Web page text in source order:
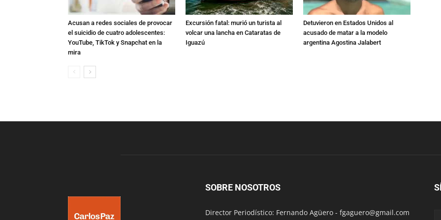
Acusan a redes sociales de provocar
el suicidio de cuatro adolescentes:
YouTube, TikTok y Snapchat en la
mira
Excursión fatal: murió un turista al
volcar una lancha en Cataratas de
Iguazú
Detuvieron en Estados Unidos al
acusado de matar a la modelo
argentina Agostina Jalabert
SOBRE NOSOTROS
Director Periodístico: Fernando Agüero - fgaguero@gmail.com